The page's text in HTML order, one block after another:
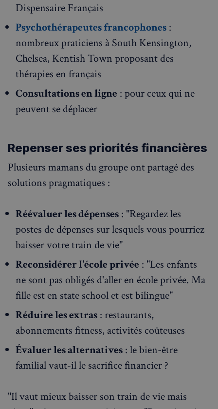
Dispensaire Français
Psychothérapeutes francophones :
nombreux praticiens à South Kensington,
Chelsea, Kentish Town proposant des
thérapies en français
Consultations en ligne : pour ceux qui ne
peuvent se déplacer
Repenser ses priorités financières
Plusieurs mamans du groupe ont partagé des
solutions pragmatiques :
Réévaluer les dépenses : "Regardez les
postes de dépenses sur lesquels vous pourriez
baisser votre train de vie"
Reconsidérer l'école privée : "Les enfants
ne sont pas obligés d'aller en école privée. Ma
fille est en state school et est bilingue"
Réduire les extras : restaurants,
abonnements fitness, activités coûteuses
Évaluer les alternatives : le bien-être
familial vaut-il le sacrifice financier ?
"Il vaut mieux baisser son train de vie mais